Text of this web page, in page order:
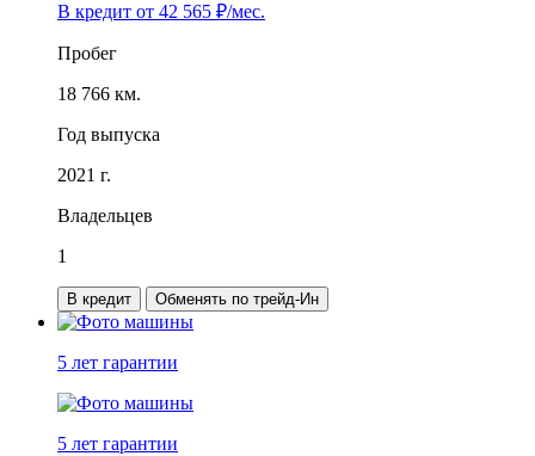
В кредит от 42 565 ₽/мес.
Пробег
18 766 км.
Год выпуска
2021 г.
Владельцев
1
В кредит Обменять по трейд-Ин
5 лет гарантии
5 лет гарантии